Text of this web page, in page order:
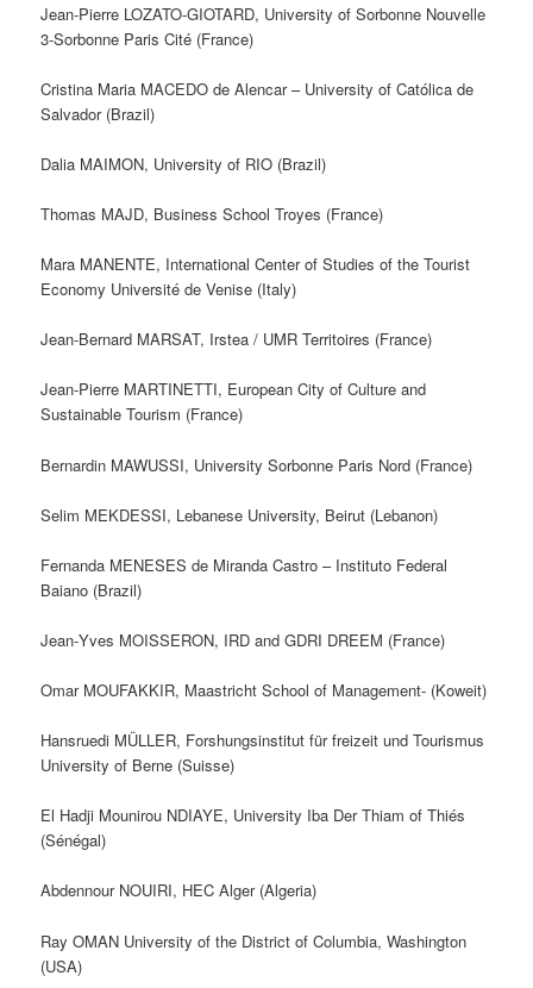
Jean-Pierre LOZATO-GIOTARD, University of Sorbonne Nouvelle
3-Sorbonne Paris Cité (France)
Cristina Maria MACEDO de Alencar – University of Católica de
Salvador (Brazil)
Dalia MAIMON, University of RIO (Brazil)
Thomas MAJD, Business School Troyes (France)
Mara MANENTE, International Center of Studies of the Tourist
Economy Université de Venise (Italy)
Jean-Bernard MARSAT, Irstea / UMR Territoires (France)
Jean-Pierre MARTINETTI, European City of Culture and
Sustainable Tourism (France)
Bernardin MAWUSSI, University Sorbonne Paris Nord (France)
Selim MEKDESSI, Lebanese University, Beirut (Lebanon)
Fernanda MENESES de Miranda Castro – Instituto Federal
Baiano (Brazil)
Jean‐Yves MOISSERON, IRD and GDRI DREEM (France)
Omar MOUFAKKIR, Maastricht School of Management- (Koweit)
Hansruedi MÜLLER, Forshungsinstitut für freizeit und Tourismus
University of Berne (Suisse)
El Hadji Mounirou NDIAYE, University Iba Der Thiam of Thiés
(Sénégal)
Abdennour NOUIRI, HEC Alger (Algeria)
Ray OMAN University of the District of Columbia, Washington
(USA)